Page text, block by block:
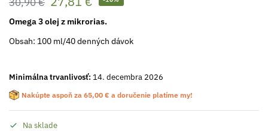
Omega 3 olej z mikrorias.
Obsah: 100­ ml/40 denných dávok
Minimálna trvanlivosť: 14. decembra 2026
Nakúpte aspoň za 65,00 € a doručenie platíme my!
Na sklade